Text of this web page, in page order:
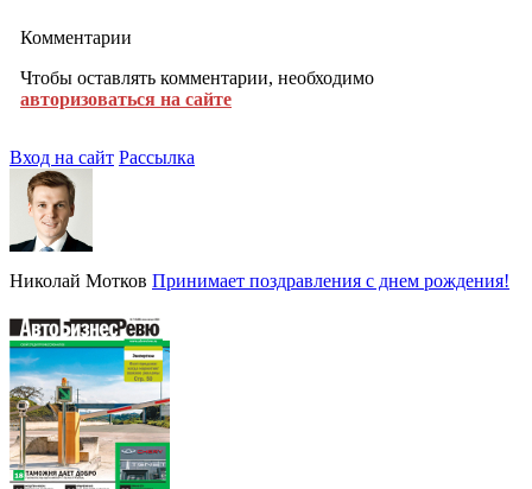
Комментарии
Чтобы оставлять комментарии, необходимо
авторизоваться на сайте
Вход на сайт Рассылка
Николай Мотков Принимает поздравления с днем рождения!